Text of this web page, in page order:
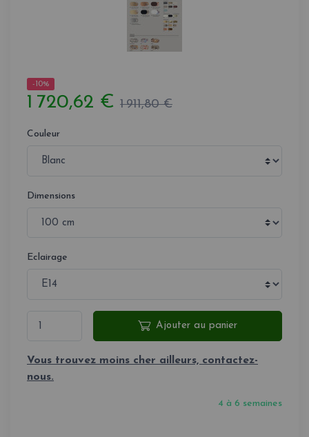
-10%
1 720,62 € 1 911,80 €
Couleur
Dimensions
Eclairage
Ajouter au panier
Vous trouvez moins cher ailleurs, contactez-
nous.
4 à 6 semaines